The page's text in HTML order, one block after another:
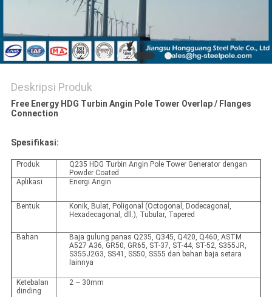
Deskripsi Produk
Free Energy HDG Turbin Angin Pole Tower Overlap / Flanges
Connection
Spesifikasi:
Produk
Q235 HDG Turbin Angin Pole Tower Generator dengan
Powder Coated
Aplikasi
Energi Angin
Bentuk
Konik, Bulat, Poligonal (Octogonal, Dodecagonal,
Hexadecagonal, dll.), Tubular, Tapered
Bahan
Baja gulung panas Q235, Q345, Q420, Q460, ASTM
A527 A36, GR50, GR65, ST-37, ST-44, ST-52, S355JR,
S355J2G3, SS41, SS50, SS55 dan bahan baja setara
lainnya
Ketebalan
dinding
2 ~ 30mm